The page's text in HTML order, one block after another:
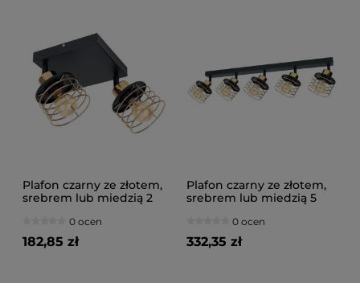
Plafon czarny ze złotem,
srebrem lub miedzią 2
przegubach
0 ocen
182,85 zł
Plafon czarny ze złotem,
srebrem lub miedzią 5
przegubach
0 ocen
332,35 zł